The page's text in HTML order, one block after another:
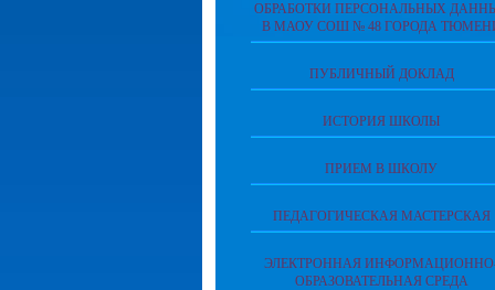
ОБРАБОТКИ ПЕРСОНАЛЬНЫХ
В МАОУ СОШ № 48 ГОРОДА
ПУБЛИЧНЫЙ ДОКЛАД
ИСТОРИЯ ШКОЛЫ
ПРИЕМ В ШКОЛУ
ПЕДАГОГИЧЕСКАЯ МАСТЕРСКАЯ
ЭЛЕКТРОННАЯ
ОБРАЗОВАТЕЛЬНАЯ СРЕДА